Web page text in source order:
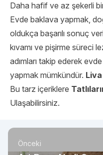
Daha hafif ve az şekerli bir
Evde baklava yapmak,
oldukça başarılı sonuç
kıvamı ve pişirme süreci
adımları takip ederek
yapmak mümkündür.
Bu tarz içeriklere
Ulaşabilirsiniz.
Önceki